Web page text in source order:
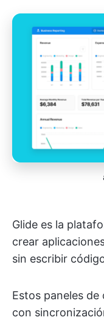
Glide es la
crear
sin escribir
Estos paneles
con